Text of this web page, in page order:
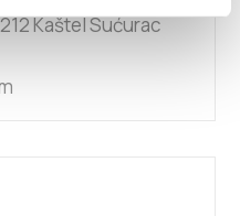
Kaštel Sućurac